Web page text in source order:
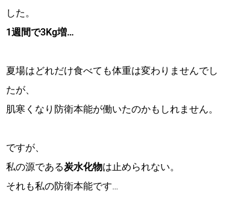
した。
1週間で3Kg増…
夏場はどれだけ食べても体重は変わりませんでし
たが、
肌寒くなり防衛本能が働いたのかもしれません。
ですが、
私の源である炭水化物は止められない。
それも私の防衛本能です…